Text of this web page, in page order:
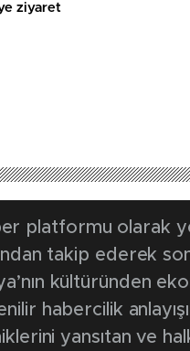
ziyaret
platformu olarak
takip ederek
kültüründen
habercilik
yansıtan ve